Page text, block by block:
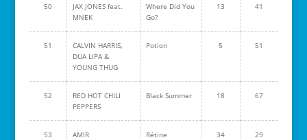
50
JAX JONES feat.
MNEK
Where Did You
Go?
13 41
51
CALVIN HARRIS,
DUA LIPA &
YOUNG THUG
Potion 5 51
52
RED HOT CHILI
PEPPERS
Black Summer 18 67
53 AMIR Rétine 34 29